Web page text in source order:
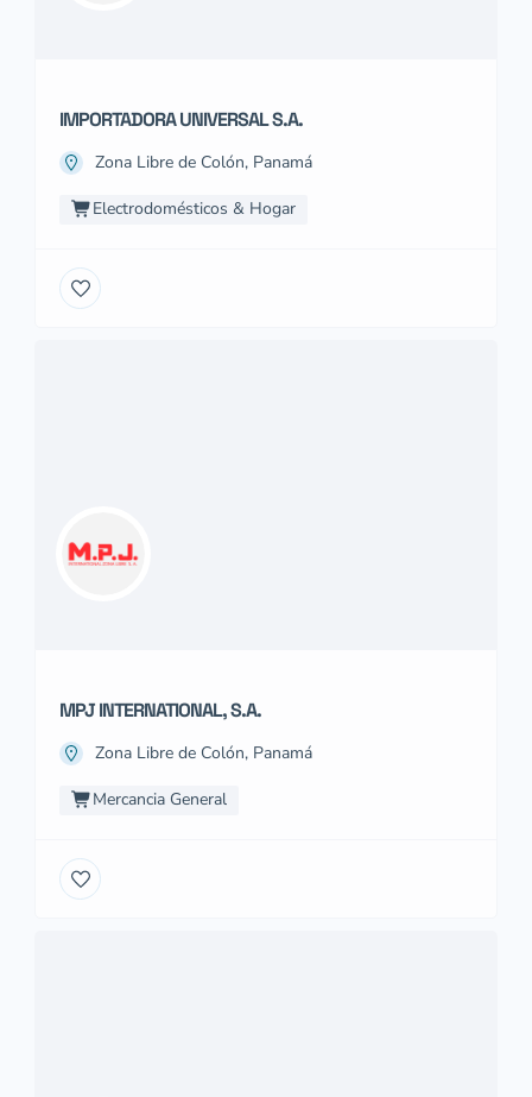
IMPORTADORA UNIVERSAL S.A.
Zona Libre de Colón, Panamá
Electrodomésticos & Hogar
MPJ INTERNATIONAL, S.A.
Zona Libre de Colón, Panamá
Mercancia General